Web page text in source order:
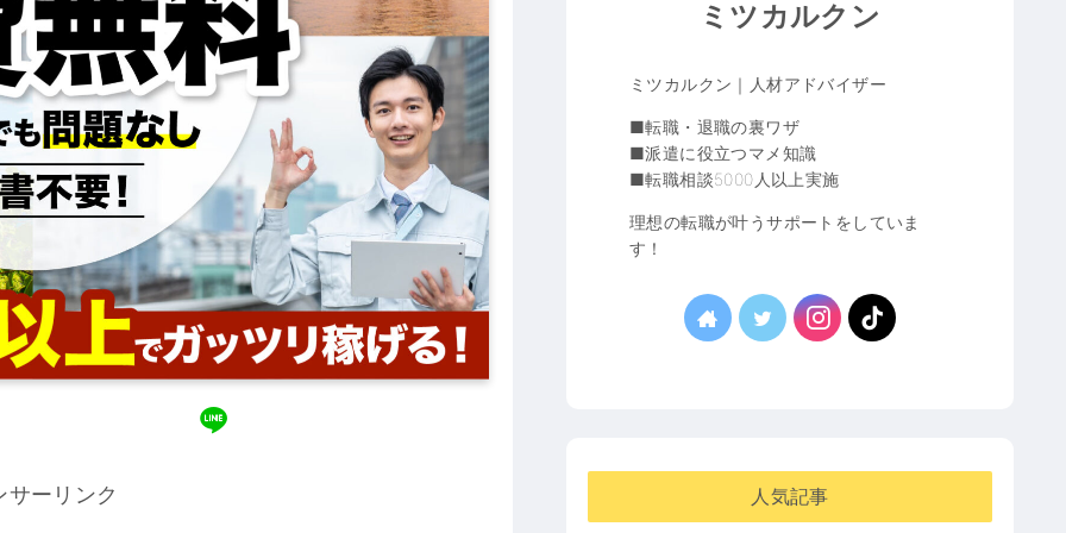
サーリンク
ミツカルクン
ミツカルクン｜人材アドバイザー
■転職・退職の裏ワザ
■派遣に役立つマメ知識
■転職相談5000人以上実施
理想の転職が叶うサポートをしていま
す！
人気記事